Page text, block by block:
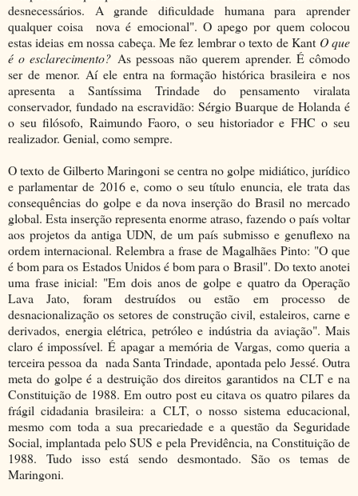
desnecessários. A grande dificuldade humana para aprender
qualquer coisa nova é emocional". O apego por quem colocou
estas ideias em nossa cabeça. Me fez lembrar o texto de Kant O que
é o esclarecimento? As pessoas não querem aprender. É cômodo
ser de menor. Aí ele entra na formação histórica brasileira e nos
apresenta a Santíssima Trindade do pensamento viralata
conservador, fundado na escravidão: Sérgio Buarque de Holanda é
o seu filósofo, Raimundo Faoro, o seu historiador e FHC o seu
realizador. Genial, como sempre.
O texto de Gilberto Maringoni se centra no golpe midiático, jurídico
e parlamentar de 2016 e, como o seu título enuncia, ele trata das
consequências do golpe e da nova inserção do Brasil no mercado
global. Esta inserção representa enorme atraso, fazendo o país voltar
aos projetos da antiga UDN, de um país submisso e genuflexo na
ordem internacional. Relembra a frase de Magalhães Pinto: "O que
é bom para os Estados Unidos é bom para o Brasil". Do texto anotei
uma frase inicial: "Em dois anos de golpe e quatro da Operação
Lava Jato, foram destruídos ou estão em processo de
desnacionalização os setores de construção civil, estaleiros, carne e
derivados, energia elétrica, petróleo e indústria da aviação". Mais
claro é impossível. É apagar a memória de Vargas, como queria a
terceira pessoa da nada Santa Trindade, apontada pelo Jessé. Outra
meta do golpe é a destruição dos direitos garantidos na CLT e na
Constituição de 1988. Em outro post eu citava os quatro pilares da
frágil cidadania brasileira: a CLT, o nosso sistema educacional,
mesmo com toda a sua precariedade e a questão da Seguridade
Social, implantada pelo SUS e pela Previdência, na Constituição de
1988. Tudo isso está sendo desmontado. São os temas de
Maringoni.